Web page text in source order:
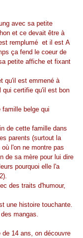
avec sa petite
et ce devait être à
remplumé et il est A
ça fend le coeur de
petite affiche et fixant
qu'il est emmené à
qui certifie qu'il est bon
belge qui
de cette famille dans
parents (surtout la
l'on ne montre pas
de sa mère pour lui dire
pourquoi elle l'a
des traits d'humour,
une histoire touchante.
mangas.
14 ans, on découvre